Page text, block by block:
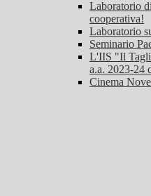
Laboratorio
cooperativa!
Laboratorio
Seminario
L'IIS "Il
a.a. 2023-24
Cinema